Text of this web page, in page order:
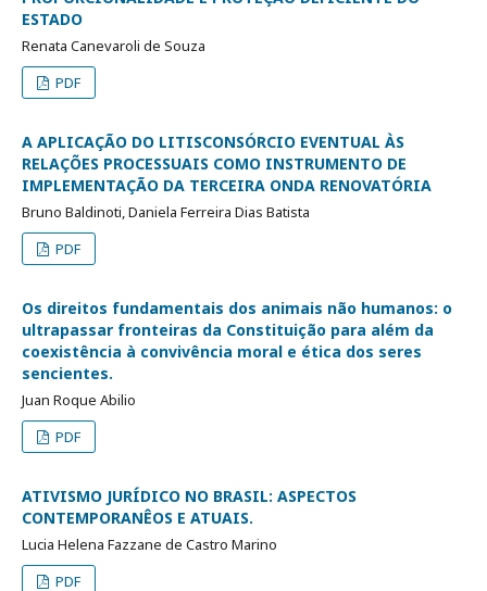
ESTADO
Renata Canevaroli de Souza
PDF
A APLICAÇÃO DO LITISCONSÓRCIO EVENTUAL ÀS
RELAÇÕES PROCESSUAIS COMO INSTRUMENTO DE
IMPLEMENTAÇÃO DA TERCEIRA ONDA RENOVATÓRIA
Bruno Baldinoti, Daniela Ferreira Dias Batista
PDF
Os direitos fundamentais dos animais não humanos: o
ultrapassar fronteiras da Constituição para além da
coexistência à convivência moral e ética dos seres
sencientes.
Juan Roque Abilio
PDF
ATIVISMO JURÍDICO NO BRASIL: ASPECTOS
CONTEMPORANÊOS E ATUAIS.
Lucia Helena Fazzane de Castro Marino
PDF